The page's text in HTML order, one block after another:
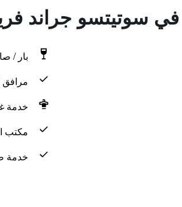
في سوتيتسو جراند
بار /
مرافق
خدمة
مكتب
خدمة